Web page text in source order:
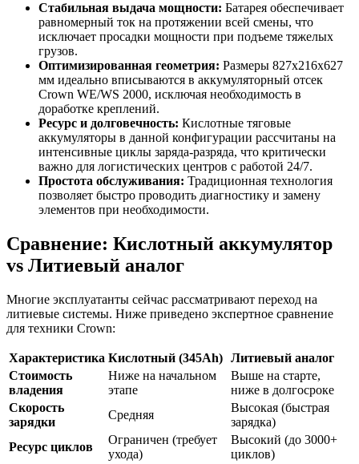
Стабильная выдача мощности: Батарея обеспечивает
равномерный ток на протяжении всей смены, что
исключает просадки мощности при подъеме тяжелых
грузов.
Оптимизированная геометрия: Размеры 827x216x627
мм идеально вписываются в аккумуляторный отсек
Crown WE/WS 2000, исключая необходимость в
доработке креплений.
Ресурс и долговечность: Кислотные тяговые
аккумуляторы в данной конфигурации рассчитаны на
интенсивные циклы заряда-разряда, что критически
важно для логистических центров с работой 24/7.
Простота обслуживания: Традиционная технология
позволяет быстро проводить диагностику и замену
элементов при необходимости.
Сравнение: Кислотный аккумулятор
vs Литиевый аналог
Многие эксплуатанты сейчас рассматривают переход на
литиевые системы. Ниже приведено экспертное сравнение
для техники Crown:
Характеристика Кислотный (345Ah) Литиевый аналог
Стоимость
владения
Ниже на начальном
этапе
Выше на старте,
ниже в долгосроке
Скорость
зарядки
Средняя
Высокая (быстрая
зарядка)
Ресурс циклов
Ограничен (требует
ухода)
Высокий (до 3000+
циклов)